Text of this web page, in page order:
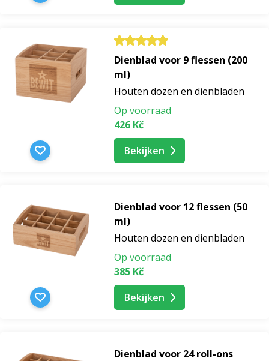
Dienblad voor 9 flessen (200
ml)
Houten dozen en dienbladen
Op voorraad
426 Kč
Bekijken
Dienblad voor 12 flessen (50
ml)
Houten dozen en dienbladen
Op voorraad
385 Kč
Bekijken
Dienblad voor 24 roll-ons